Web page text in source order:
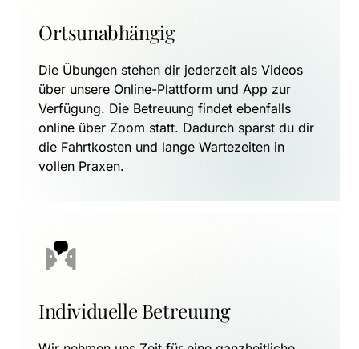
Ortsunabhängig
Die Übungen stehen dir jederzeit als Videos
über unsere Online-Plattform und App zur
Verfügung. Die Betreuung findet ebenfalls
online über Zoom statt. Dadurch sparst du dir
die Fahrtkosten und lange Wartezeiten in
vollen Praxen.
Individuelle Betreuung